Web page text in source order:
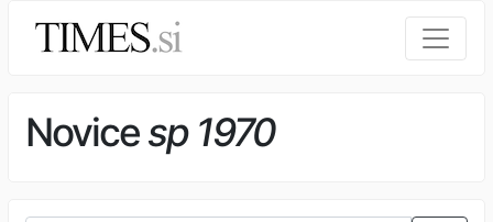
Novicesp 1970